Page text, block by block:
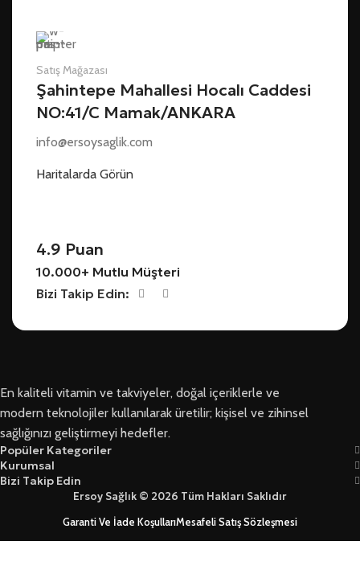
Satış Mağazası
Şahintepe Mahallesi Hocalı Caddesi
NO:41/C Mamak/ANKARA
info@ersoysaglik.com
Haritalarda Görün
4.9 Puan
10.000+ Mutlu Müşteri
Bizi Takip Edin:
En kaliteli vitamin ve takviyeler, doğal içeriklerle ve
modern teknolojiler kullanılarak üretilir; kişisel ve zihinsel
sağlığınızı geliştirmeyi hedefler.
Popüler Kategoriler
Kurumsal
Bizi Takip Edin
Ersoy Sağlık © 2026 Tüm Hakları Saklıdır
Garanti Ve İade KoşullarıMesafeli Satış Sözleşmesi